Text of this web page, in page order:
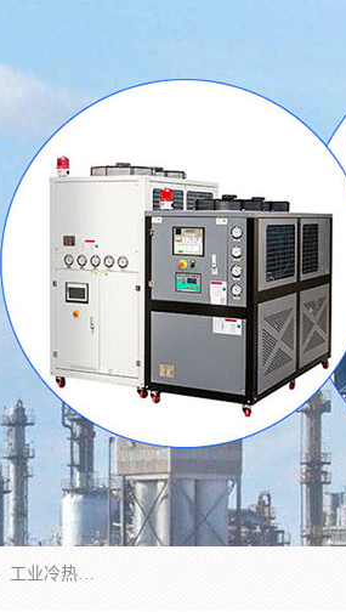
南京康嘉温控设备有限公司是一家工业冷水机厂家，主营产品：低温冷水机、防爆冷水机、工业冷热一体机、工业冷水机等冷水机，公司依托南京工业大学的技术，汇集众多业内技术，不断管理模式，使得我们的产品始终处于国内成员之一水平，在业界享有很高赞誉，是欧洲、北美、中东、东南亚等多个国家和地区。